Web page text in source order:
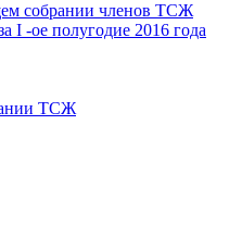
собрании членов ТСЖ
I -ое полугодие 2016 года
ТСЖ